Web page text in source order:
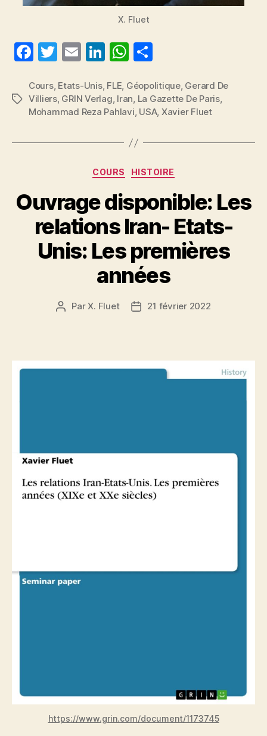
X. Fluet
F
c
e
o
T
itt
er
E
ai
l
Li
k
e
n
W
at
s
p
p
rt
a
er
Étiquettes
Cours, Etats-Unis, FLE, Géopolitique, Gerard De
Villiers, GRIN Verlag, Iran, La Gazette De Paris,
Mohammad Reza Pahlavi, USA, Xavier Fluet
Catégories
COURS HISTOIRE
Ouvrage disponible: Les
relations Iran- Etats-
Unis: Les premières
années
Auteur
ParX. Fluet
Date21 février 2022
https://www.grin.com/document/1173745